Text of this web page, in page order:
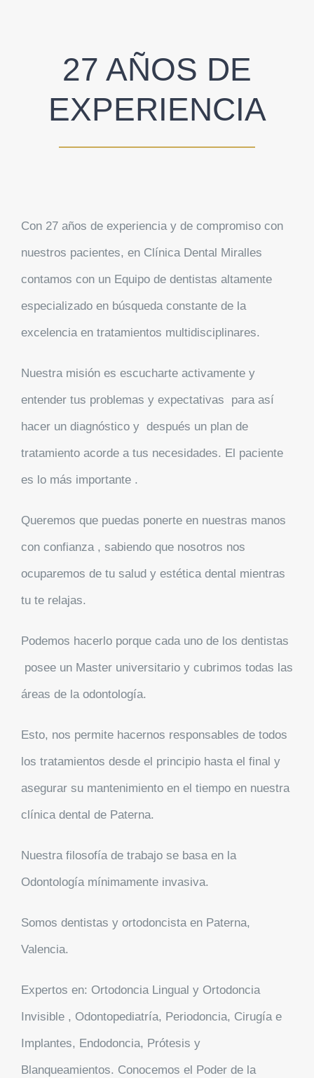
27 AÑOS DE
EXPERIENCIA
Con 27 años de experiencia y de compromiso con
nuestros pacientes, en Clínica Dental Miralles
contamos con un Equipo de dentistas altamente
especializado en búsqueda constante de la
excelencia en tratamientos multidisciplinares.
Nuestra misión es escucharte activamente y
entender tus problemas y expectativas para así
hacer un diagnóstico y después un plan de
tratamiento acorde a tus necesidades. El paciente
es lo más importante .
Queremos que puedas ponerte en nuestras manos
con confianza , sabiendo que nosotros nos
ocuparemos de tu salud y estética dental mientras
tu te relajas.
Podemos hacerlo porque cada uno de los dentistas
posee un Master universitario y cubrimos todas las
áreas de la odontología.
Esto, nos permite hacernos responsables de todos
los tratamientos desde el principio hasta el final y
asegurar su mantenimiento en el tiempo en nuestra
clínica dental de Paterna.
Nuestra filosofía de trabajo se basa en la
Odontología mínimamente invasiva.
Somos dentistas y ortodoncista en Paterna,
Valencia.
Expertos en: Ortodoncia Lingual y Ortodoncia
Invisible , Odontopediatría, Periodoncia, Cirugía e
Implantes, Endodoncia, Prótesis y
Blanqueamientos. Conocemos el Poder de la